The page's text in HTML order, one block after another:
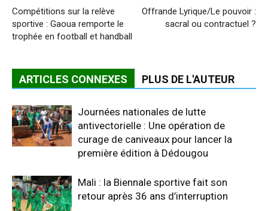
Compétitions sur la relève
sportive : Gaoua remporte le
trophée en football et handball
Offrande Lyrique/Le pouvoir :
sacral ou contractuel ?
ARTICLES CONNEXES PLUS DE L'AUTEUR
Journées nationales de lutte
antivectorielle : Une opération de
curage de caniveaux pour lancer la
première édition à Dédougou
Mali : la Biennale sportive fait son
retour après 36 ans d’interruption